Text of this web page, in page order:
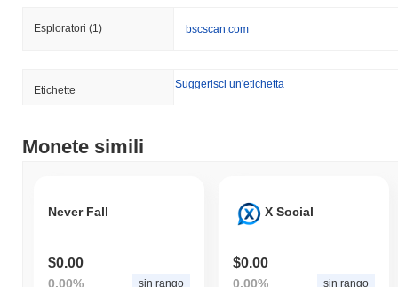
Esploratori (1) bscscan.com
Etichette Suggerisci un'etichetta
Monete simili
Never Fall
$0.00
0.00% sin rango
X Social
$0.00
0.00% sin rango